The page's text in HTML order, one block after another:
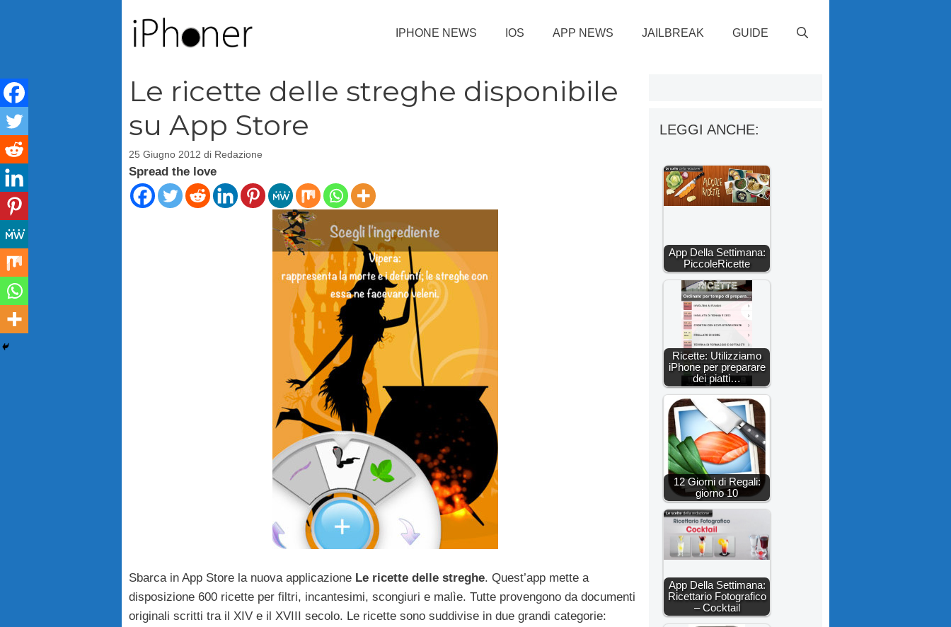
IPHONE NEWS IOS APP NEWS JAILBREAK GUIDE
Le ricette delle streghe disponibile
su App Store
25 Giugno 2012 di Redazione
Spread the love
Sbarca in App Store la nuova applicazione Le ricette delle streghe. Quest’app mette a
disposizione 600 ricette per filtri, incantesimi, scongiuri e malìe. Tutte provengono da documenti
originali scritti tra il XIV e il XVIII secolo. Le ricette sono suddivise in due grandi categorie:
LEGGI ANCHE:
App Della Settimana:
PiccoleRicette
Ricette: Utilizziamo
iPhone per preparare
dei piatti…
12 Giorni di Regali:
giorno 10
App Della Settimana:
Ricettario Fotografico
– Cocktail